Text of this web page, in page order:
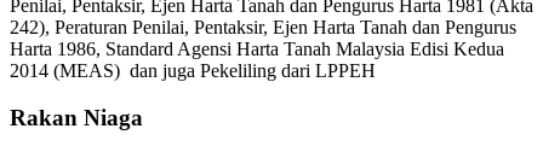
Penilai, Pentaksir, Ejen Harta Tanah dan Pengurus Harta 1981 (Akta
242), Peraturan Penilai, Pentaksir, Ejen Harta Tanah dan Pengurus
Harta 1986, Standard Agensi Harta Tanah Malaysia Edisi Kedua
2014 (MEAS) dan juga Pekeliling dari LPPEH
Rakan Niaga